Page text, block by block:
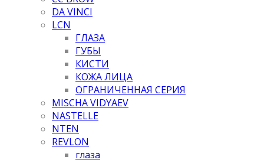
DA VINCI
LCN
ГЛАЗА
ГУБЫ
КИСТИ
КОЖА ЛИЦА
ОГРАНИЧЕННАЯ СЕРИЯ
MISCHA VIDYAEV
NASTELLE
NTEN
REVLON
глаза